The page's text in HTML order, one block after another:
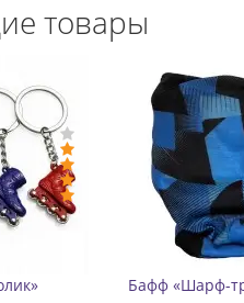
товары
Настольная игра Uno